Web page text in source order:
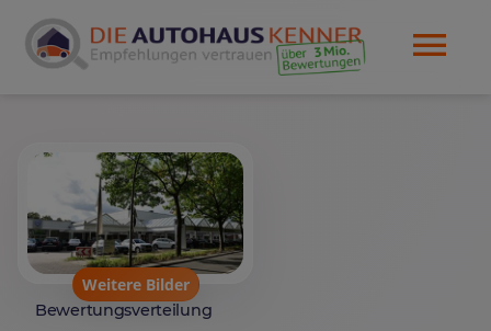
Weitere Bilder
Bewertungsverteilung